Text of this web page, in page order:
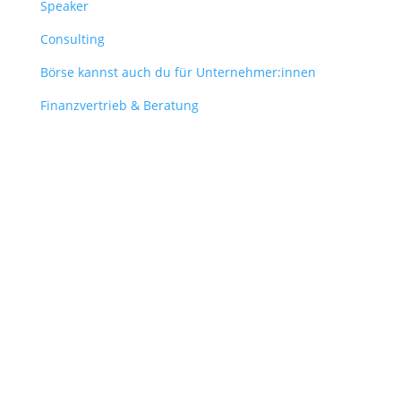
Speaker
Consulting
Börse kannst auch du für Unternehmer:innen
Finanzvertrieb & Beratung